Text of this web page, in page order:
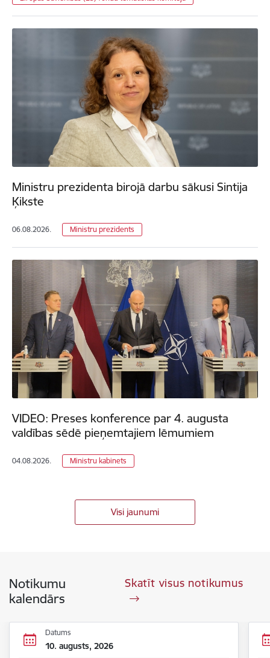
Ministru prezidenta birojā darbu sākusi Sintija
Ķikste
06.08.2026. Ministru prezidents
VIDEO: Preses konference par 4. augusta
valdības sēdē pieņemtajiem lēmumiem
04.08.2026. Ministru kabinets
Visi jaunumi
Notikumu
kalendārs
Skatīt visus notikumus
Datums
10. augusts, 2026